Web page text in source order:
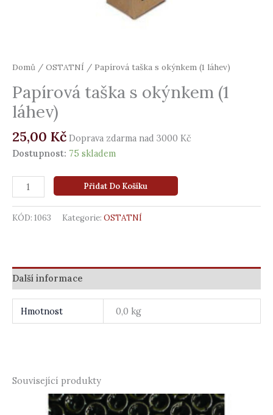
Domů / OSTATNÍ / Papírová taška s okýnkem (1 láhev)
Papírová taška s okýnkem (1
láhev)
25,00 Kč Doprava zdarma nad 3000 Kč
Dostupnost: 75 skladem
Přidat Do Košíku
KÓD: 1063 Kategorie: OSTATNÍ
Další informace
Hmotnost 0,0 kg
Související produkty